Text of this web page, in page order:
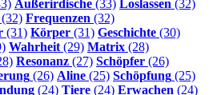
Außerirdische (33) Loslassen (32)
(32) Frequenzen (32)
(31) Körper (31) Geschichte (30)
Wahrheit(29) Matrix (28)
Resonanz (27) Schöpfer (26)
(26) Aline (25) Schöpfung (25)
(24) Tiere (24) Erwachen (24)